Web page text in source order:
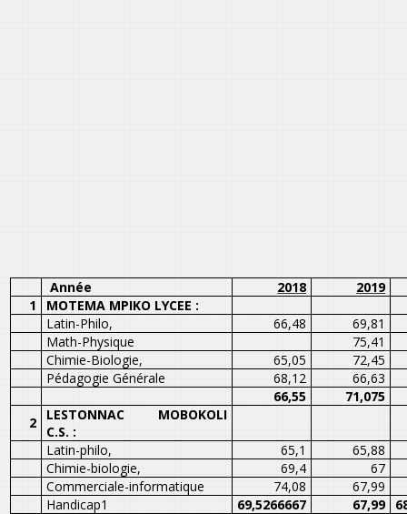
Année 2018
2019
1
MOTEMA MPIKO LYCEE :
Latin-Philo,
66,48
69,81
Math-Physique
75,41
Chimie-Biologie,
65,05
72,45
Pédagogie Générale
68,12
66,63
66,55
71,075
2
LESTONNAC MOBOKOLI
C.S. :
Latin-philo,
65,1
65,88
Chimie-biologie,
69,4
67
Commerciale-informatique
74,08
67,99
Handicap1
69,5266667 67,99